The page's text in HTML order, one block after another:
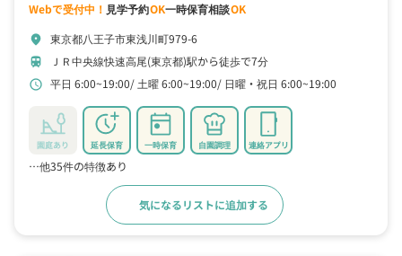
Webで受付中！ 見学予約OK一時保育相談OK
location_on 東京都八王子市東浅川町979-6
train ＪＲ中央線快速高尾(東京都)駅から徒歩で7分
schedule 平日 6:00~19:00 土曜 6:00~19:00 日曜・祝日 6:00~19:00
園庭あり 延長保育 一時保育 自園調理 連絡アプリ
…他35件の特徴あり
気になるリストに追加する